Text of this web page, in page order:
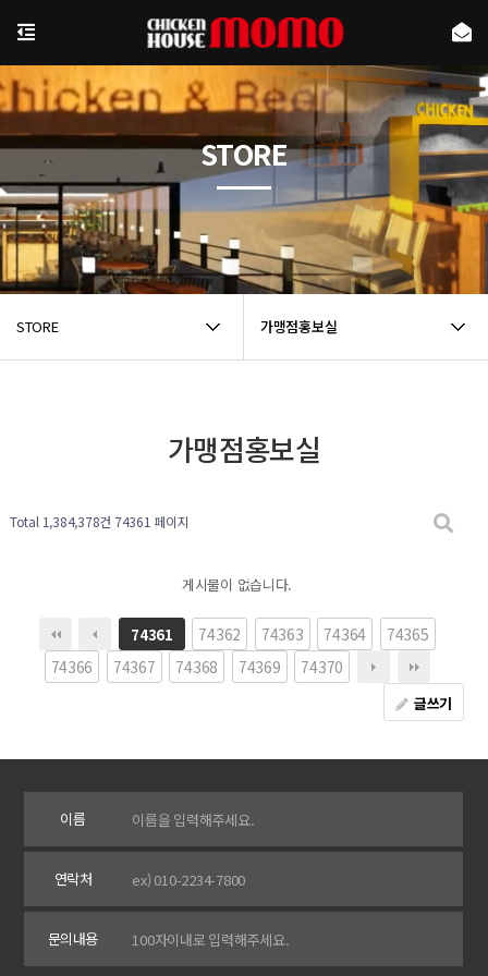
STORE 가맹점홍보실
STORE
가맹점홍보실
Total 1,384,378건 74361 페이지
게시물이 없습니다.
74361 74362 74363 74364
74365
74366
74367 74368 74369 74370
글쓰기
이름
연락처
문의내용